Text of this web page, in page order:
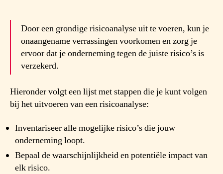
Door een grondige risicoanalyse uit te voeren, kun je
onaangename verrassingen voorkomen en zorg je
ervoor dat je onderneming tegen de juiste risico’s is
verzekerd.
Hieronder volgt een lijst met stappen die je kunt volgen
bij het uitvoeren van een risicoanalyse:
Inventariseer alle mogelijke risico’s die jouw
onderneming loopt.
Bepaal de waarschijnlijkheid en potentiële impact van
elk risico.